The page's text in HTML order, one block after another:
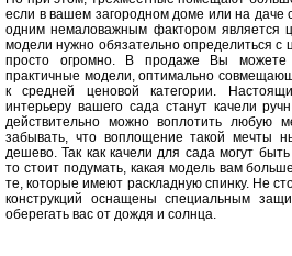
если в вашем загородном доме или на даче
одним немаловажным фактором является
модели нужно обязательно определиться с
просто огромно. В продаже Вы можете
практичные модели, оптимально
к средней ценовой категории.
интерьеру вашего сада станут качели
действительно можно воплотить любую
забывать, что воплощение такой мечты
дешево. Так как качели для сада могут
то стоит подумать, какая модель вам
те, которые имеют раскладную спинку. Не
конструкций оснащены специальным
оберегать вас от дождя и солнца.